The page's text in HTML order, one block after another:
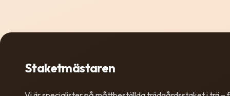
Staketmästaren